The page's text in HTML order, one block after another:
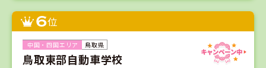
6位
鳥取県
鳥取東部自動車学校